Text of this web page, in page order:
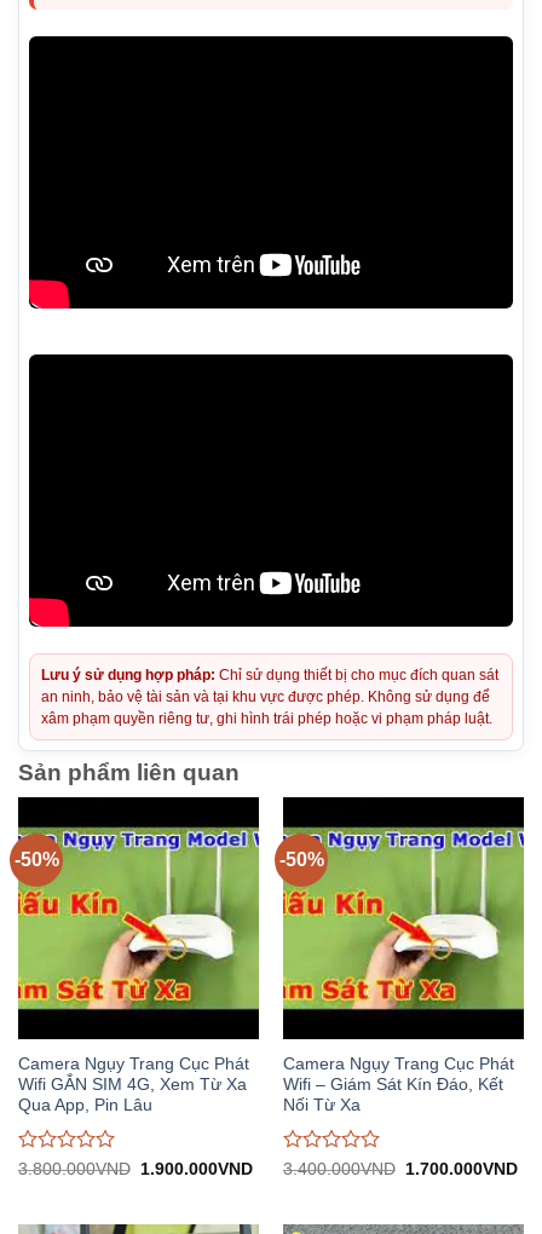
Lưu ý sử dụng hợp pháp: Chỉ sử dụng thiết bị cho mục đích quan sát
an ninh, bảo vệ tài sản và tại khu vực được phép. Không sử dụng để
xâm phạm quyền riêng tư, ghi hình trái phép hoặc vi phạm pháp luật.
Sản phẩm liên quan
-50%
Camera Ngụy Trang Cục Phát
Wifi GẮN SIM 4G, Xem Từ Xa
Qua App, Pin Lâu
Được
0
3.800.000VND
Giá
1.900.000VNDGiá
-50%
Camera Ngụy Trang Cục Phát
Wifi – Giám Sát Kín Đáo, Kết
Nối Từ Xa
Được
0
3.400.000VND
Giá
1.700.000VNDGiá